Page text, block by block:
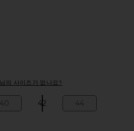
의 사이즈가 없나요?
40 42 44